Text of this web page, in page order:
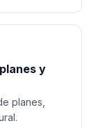
y
planes,